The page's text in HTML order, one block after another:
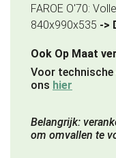
FAROE O'70:
840x990x535 ->
Ook Op Maat
Voor
ons hier
Belangrijk:
om omvallen te